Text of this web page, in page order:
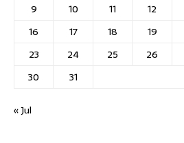
9
10 11 12
16
17 18 19
23
24 25 26
30
31
« Jul